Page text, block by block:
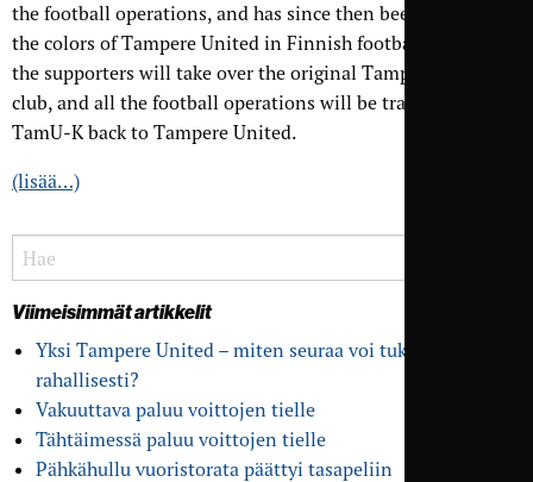
the football operations, and has since then been carrying
the colors of Tampere United in Finnish football. In 2016
the supporters will take over the original Tampere United
club, and all the football operations will be transferred from
TamU-K back to Tampere United.
(lisää…)
Viimeisimmät artikkelit
Yksi Tampere United – miten seuraa voi tukea
rahallisesti?
Vakuuttava paluu voittojen tielle
Tähtäimessä paluu voittojen tielle
Pähkähullu vuoristo­rata päättyi tasapeliin